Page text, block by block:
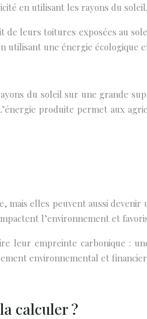
en utilisant les rayons du soleil.
leurs toitures exposées au
une énergie écologique
du soleil sur une grande
produite permet aux
elles peuvent aussi
l’environnement et
leur empreinte carbonique :
environnemental et
calculer ?